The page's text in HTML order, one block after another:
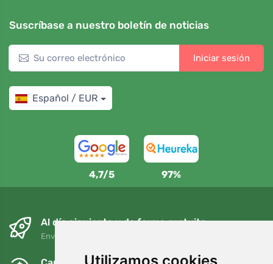
Suscríbase a nuestro boletín de noticias
Iniciar sesión
Español / EUR
4,7/5 97%
Al día siguiente y de forma gratuita
Envío gratuito para pedidos superiores a 95 EUR